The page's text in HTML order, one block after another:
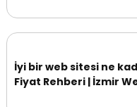
İyi bir web sitesi ne
Fiyat Rehberi | İzmir